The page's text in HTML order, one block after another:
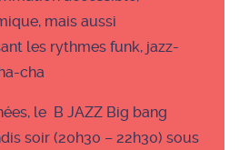
mais aussi
les rythmes funk, jazz-
cha
le B JAZZ Big bang
soir (20h30 – 22h30) sous